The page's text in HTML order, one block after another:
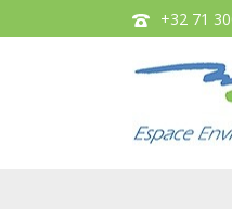
+32 71